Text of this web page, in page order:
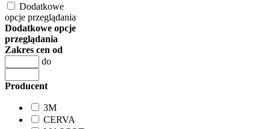
Dodatkowe
opcje przeglądania
Dodatkowe opcje
przeglądania
Zakres cen od
do
Producent
3M
CERVA